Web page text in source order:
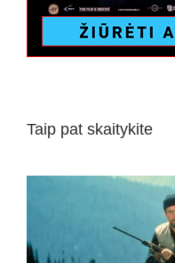
Taip pat skaitykite